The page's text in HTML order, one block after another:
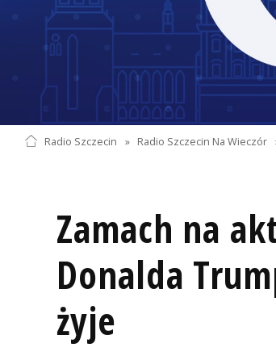
Radio Szczecin » Radio Szczecin Na Wieczór
Zamach na
Donalda
żyje